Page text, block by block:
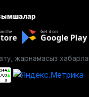
the Get it on
Google Play
жарнамасыз